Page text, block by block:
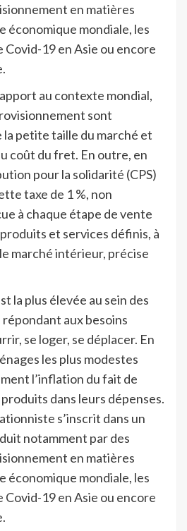
en matières
économique mondiale, les
Covid-19 en Asie ou encore
au contexte mondial,
sont
petite taille du marché et
coût du fret. En outre, en
pour la solidarité (CPS)
taxe de 1 %, non
à chaque étape de vente
et services définis, à
marché intérieur, précise
la plus élevée au sein des
aux besoins
se loger, se déplacer. En
les plus modestes
l’inflation du fait de
dans leurs dépenses.
s’inscrit dans un
notamment par des
en matières
économique mondiale, les
Covid-19 en Asie ou encore